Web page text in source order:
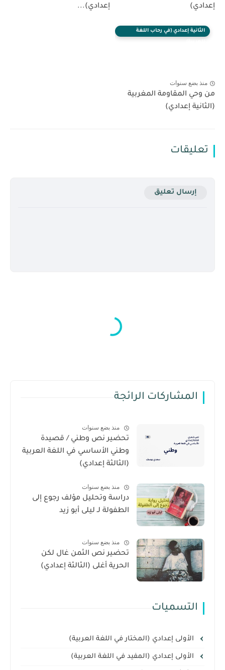
إعدادي)
إعدادي)...
الثانية إعدادي (في رحاب اللغة
منذ بضع سنوات
من وحي المقاومة المغربية
(الثانية إعدادي)
تعليقات
إرسال تعليق
المشاركات الرائجة
منذ بضع سنوات
تحضير نص وطني / قصيدة
وطني الأساسي في اللغة العربية
(الثالثة إعدادي)
منذ بضع سنوات
دراسة وتحليل مؤلف رجوع إلى
الطفولة لـ ليلى أبو زيد
منذ بضع سنوات
تحضير نص الثمن غال لكن
الحرية أغلى (الثالثة إعدادي)
التسميات
الأولى إعدادي (المختار في اللغة العربية)
الأولى إعدادي (المفيد في اللغة العربية)